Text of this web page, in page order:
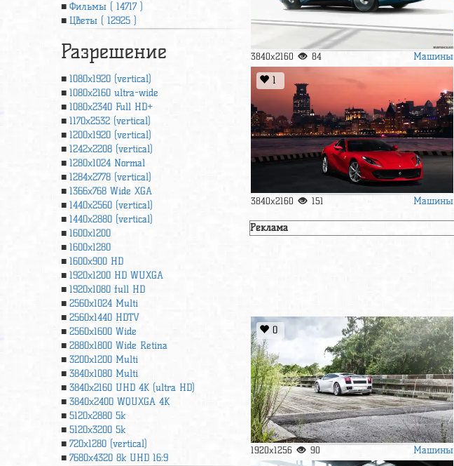
Фильмы ( 14717 )
Цветы ( 12925 )
Разрешение
1080x1920 (vertical)
1080x2160 ultra-wide
1080x2340 Full HD+
1170x2532 (vertical)
1200x1920 (vertical)
1242x2208 (vertical)
1280x1024 Normal
1284x2778 (vertical)
1366х768 Wide XGA
1440x2560 (vertical)
1440x2880 (vertical)
1600x1200
1600x1280
1600x900 HD
1920x1200 HD WUXGA
1920х1080 full HD
2560x1024 Multi
2560x1440 HDTV
2560x1600 Wide
2880x1800 Wide Retina
3200x1200 Multi
3840x1080 Multi
3840x2160 UHD 4К (ultra HD)
3840x2400 WQUXGA 4K
5120x2880 5k
5120x3200 5k
720x1280 (vertical)
7680x4320 8k UHD 16:9
3840x2160 84 Машины
1
3840x2160 151 Машины
Реклама
0
1920x1256 90 Машины